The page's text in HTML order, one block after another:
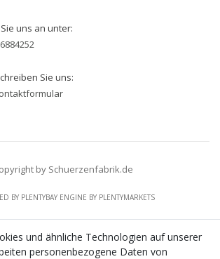
uns an unter:
Sie uns:
by Schuerzenfabrik.de
BY PLENTYBAYENGINE BY PLENTYMARKETS
zur digitalen Optimierung
und ähnliche Technologien auf unserer
personenbezogene Daten von